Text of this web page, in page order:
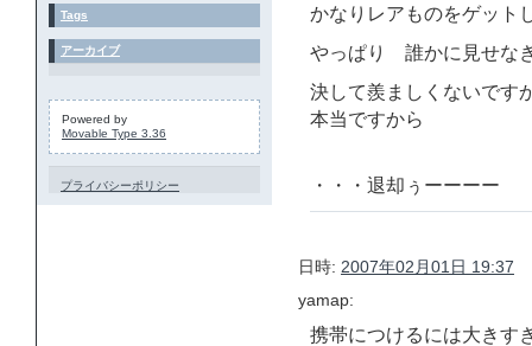
かなりレアものをゲット
やっぱり 誰かに見せな
決して羨ましくないです
本当ですから
・・・退却ぅーーーー
日時: 2007年02月01日 19:37
yamap:
携帯につけるには大きす
Tags
アーカイブ
Powered by
Movable Type 3.36
プライバシーポリシー